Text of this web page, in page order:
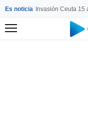
Es noticia Invasión Ceuta 15
Menú